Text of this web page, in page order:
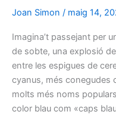
Joan Simon / maig 14,
Imagina’t passejant per
de sobte, una explosió
entre les espigues de
cyanus, més conegudes
molts més noms
color blau com «caps